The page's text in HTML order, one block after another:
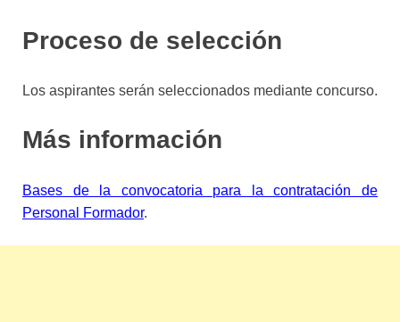
Proceso de selección
Los aspirantes serán seleccionados mediante concurso.
Más información
Bases de la convocatoria para la contratación de
Personal Formador.